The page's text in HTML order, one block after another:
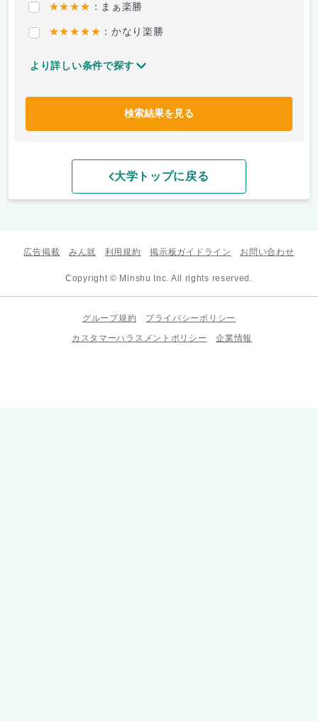
★★★★ ：まぁ楽勝
★★★★★ ：かなり楽勝
より詳しい条件で探す
検索結果を見る
大学トップに戻る
広告掲載 みん就 利用規約 掲示板ガイドライン お問い合わせ
Copyright © Minshu Inc. All rights reserved.
グループ規約
プライバシーポリシー
カスタマーハラスメントポリシー
企業情報